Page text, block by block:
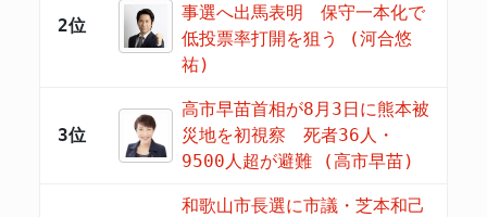
2位
事選へ出馬表明 保守一本化で
低投票率打開を狙う (河合悠
祐)
3位
高市早苗首相が8月3日に熊本被
災地を初視察 死者36人・
9500人超が避難 (高市早苗)
和歌山市長選に市議・芝本和己